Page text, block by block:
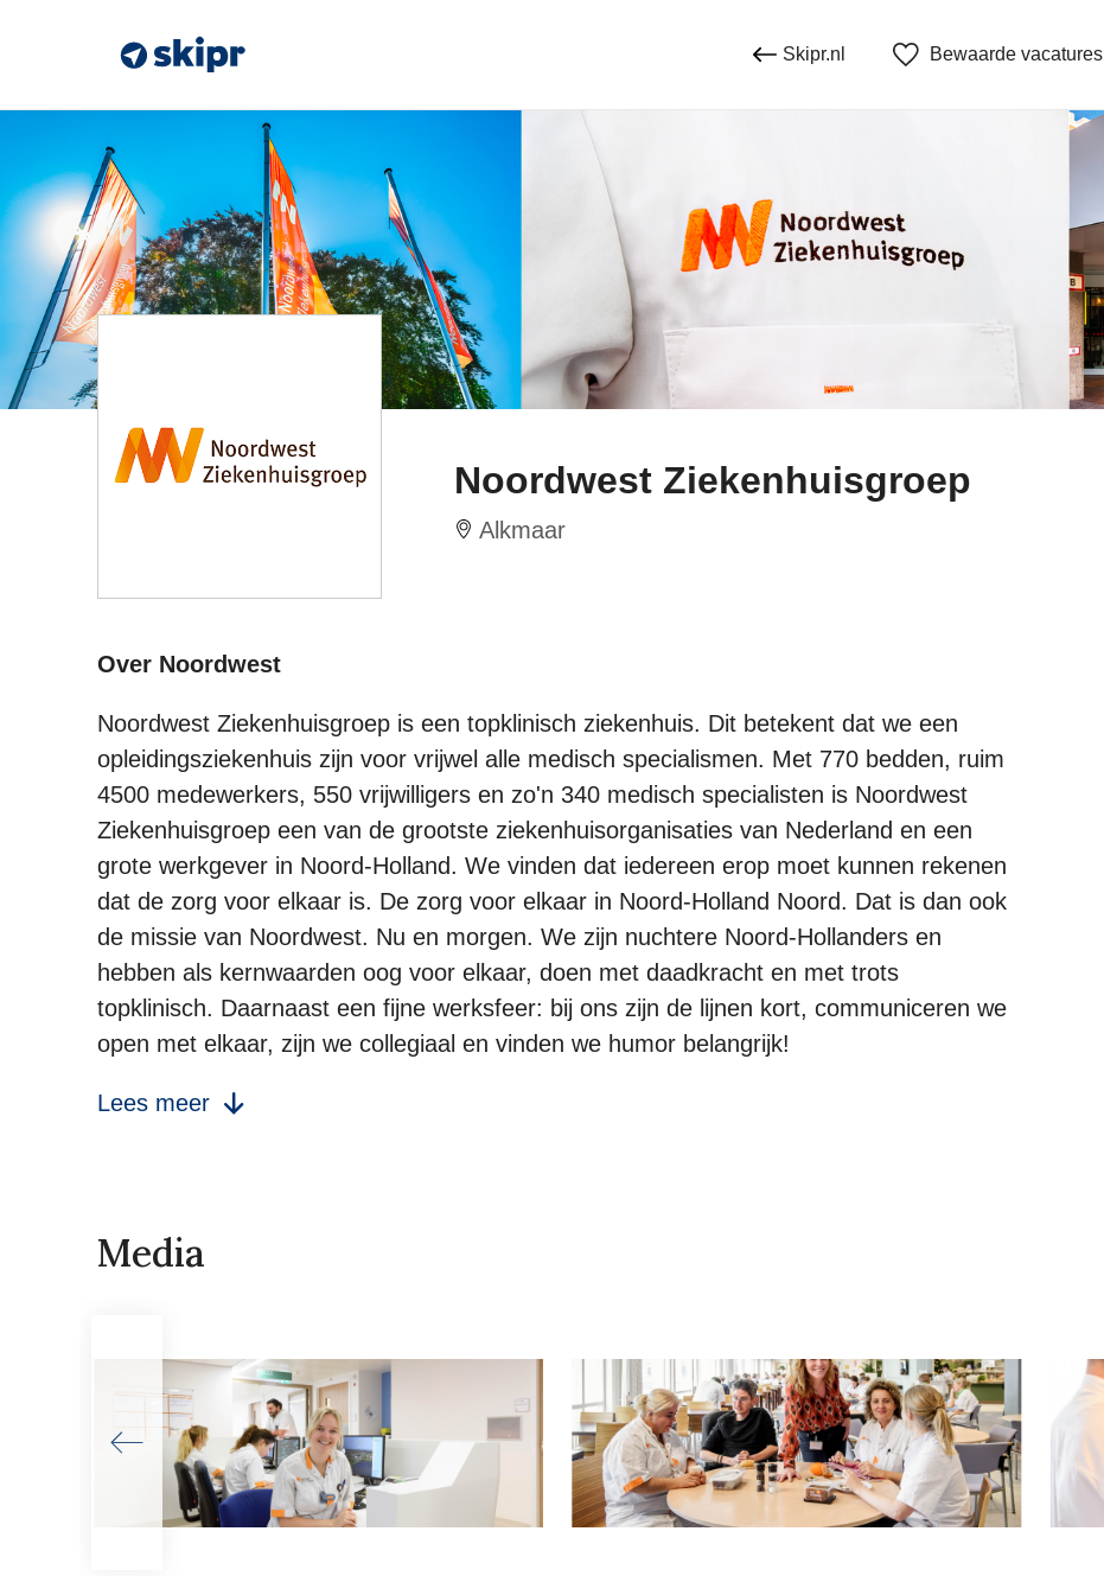
Skipr.nl Bewaarde vacatures
Noordwest Ziekenhuisgroep
Alkmaar
Over Noordwest
Noordwest Ziekenhuisgroep is een topklinisch ziekenhuis. Dit betekent dat we een
opleidingsziekenhuis zijn voor vrijwel alle medisch specialismen. Met 770 bedden, ruim
4500 medewerkers, 550 vrijwilligers en zo'n 340 medisch specialisten is Noordwest
Ziekenhuisgroep een van de grootste ziekenhuisorganisaties van Nederland en een
grote werkgever in Noord-Holland. We vinden dat iedereen erop moet kunnen rekenen
dat de zorg voor elkaar is. De zorg voor elkaar in Noord-Holland Noord. Dat is dan ook
de missie van Noordwest. Nu en morgen. We zijn nuchtere Noord-Hollanders en
hebben als kernwaarden oog voor elkaar, doen met daadkracht en met trots
topklinisch. Daarnaast een fijne werksfeer: bij ons zijn de lijnen kort, communiceren we
open met elkaar, zijn we collegiaal en vinden we humor belangrijk!
Lees meer
Media